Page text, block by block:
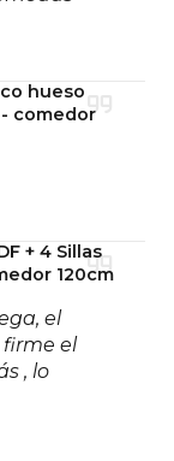
hueso
comedor
+ 4 Sillas
120cm
el
el
, lo